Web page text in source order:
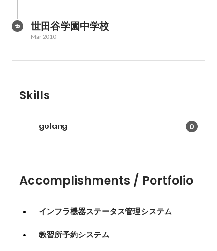
世田谷学園中学校
Mar 2010
Skills
golang 0
Accomplishments / Portfolio
インフラ機器ステータス管理システム
教習所予約システム